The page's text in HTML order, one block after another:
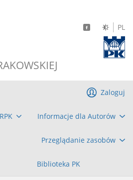
PL
Informacje dla Autorów
Przeglądanie zasobów
Biblioteka PK
Zaloguj